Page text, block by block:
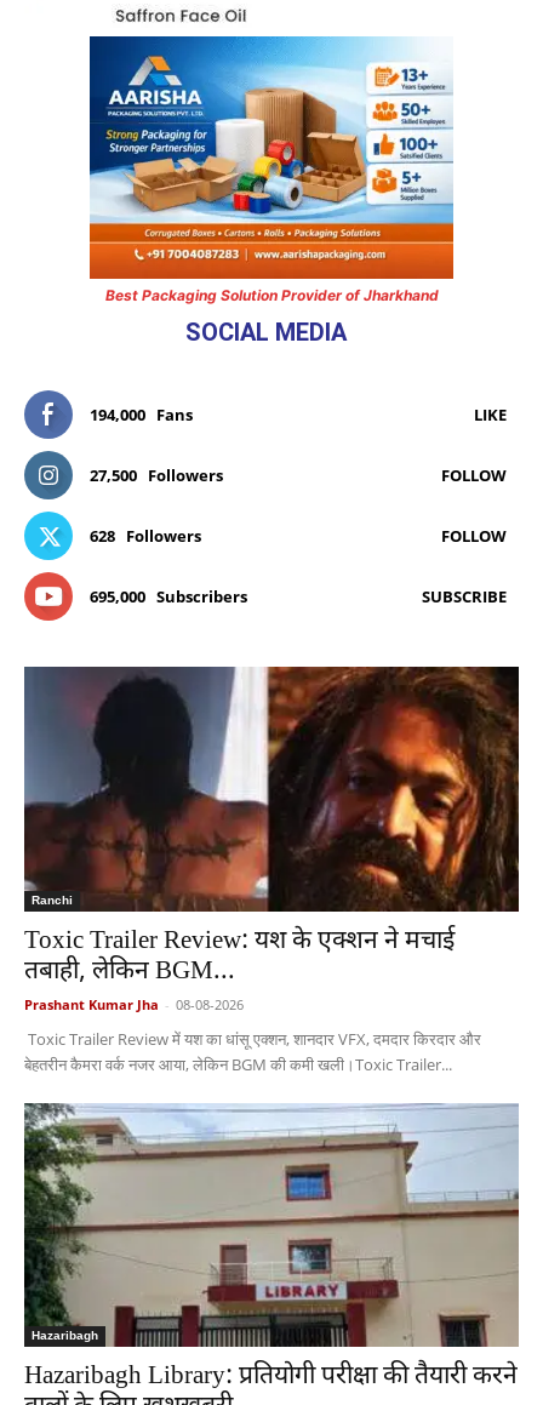
Best Packaging Solution Provider of Jharkhand
SOCIAL MEDIA
194,000 Fans LIKE
27,500 Followers FOLLOW
628 Followers FOLLOW
695,000 Subscribers SUBSCRIBE
Ranchi
Toxic Trailer Review: यश के एक्शन ने मचाई
तबाही, लेकिन BGM...
Prashant Kumar Jha - 08-08-2026
Toxic Trailer Review में यश का धांसू एक्शन, शानदार VFX, दमदार किरदार और
बेहतरीन कैमरा वर्क नजर आया, लेकिन BGM की कमी खली।Toxic Trailer...
Hazaribagh
Hazaribagh Library: प्रतियोगी परीक्षा की तैयारी करने